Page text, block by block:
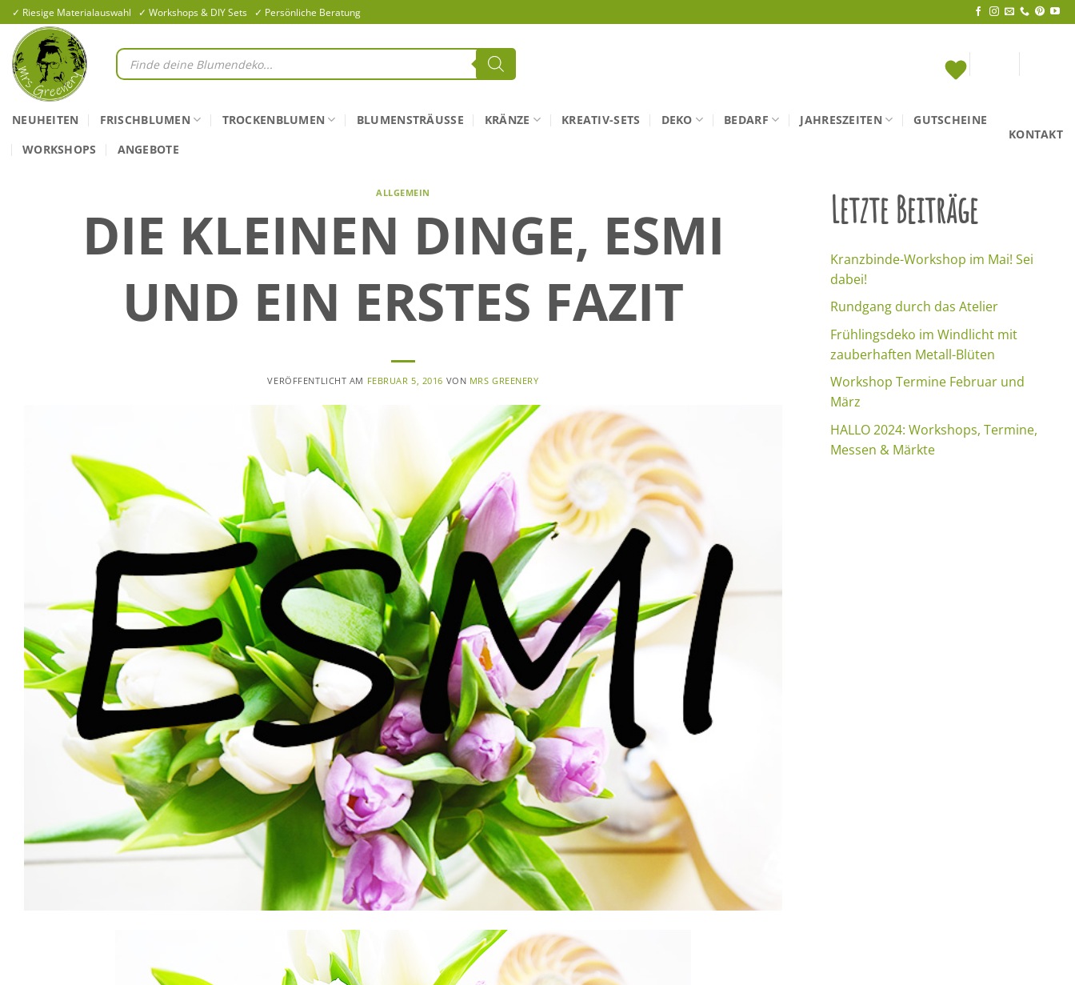
Zum
Inhalt
springen
✓ Riesige Materialauswahl ✓ Workshops & DIY Sets ✓ Persönliche Beratung
Products
search
NEUHEITEN FRISCHBLUMEN TROCKENBLUMEN BLUMENSTRÄUSSE KRÄNZE KREATIV-SETS DEKO BEDARF JAHRESZEITEN
GUTSCHEINE
WORKSHOPS
ANGEBOTE
KONTAKT
ALLGEMEIN
DIE KLEINEN DINGE, ESMI
UND EIN ERSTES FAZIT
VERÖFFENTLICHT AM FEBRUAR 5, 2016 VON MRS GREENERY
Letzte Beiträge
Kranzbinde-Workshop im Mai! Sei
dabei!
Rundgang durch das Atelier
Frühlingsdeko im Windlicht mit
zauberhaften Metall-Blüten
Workshop Termine Februar und
März
HALLO 2024: Workshops, Termine,
Messen & Märkte